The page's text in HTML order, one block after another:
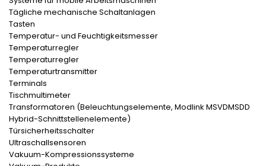
Tägliche mechanische Schaltanlagen
Tasten
Temperatur- und Feuchtigkeitsmesser
Temperaturregler
Temperaturregler
Temperaturtransmitter
Terminals
Tischmultimeter
Transformatoren (Beleuchtungselemente, Modlink MSVDMSDD
Hybrid-Schnittstellenelemente)
Türsicherheitsschalter
Ultraschallsensoren
Vakuum-Kompressionssysteme